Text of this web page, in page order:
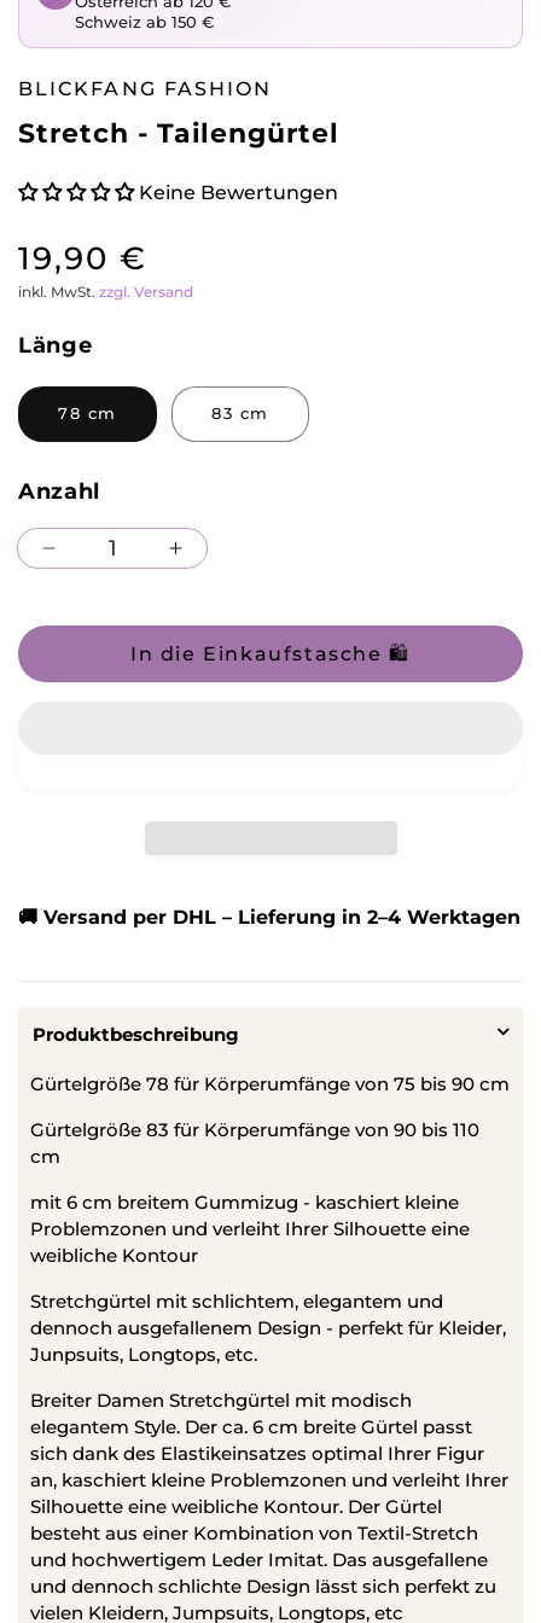
öffnen
Schweiz ab 150 €
BLICKFANG FASHION
Stretch - Tailengürtel
Keine Bewertungen
Normaler
Preis
19,90 €
inkl. MwSt. zzgl. Versand
Länge
78 cm 83 cm
Anzahl
VerringereErhöhe
In die Einkaufstasche 🛍️
🚚 Versand per DHL – Lieferung in 2–4 Werktagen
Produktbeschreibung
Gürtelgröße 78 für Körperumfänge von 75 bis 90 cm
Gürtelgröße 83 für Körperumfänge von 90 bis 110
cm
mit 6 cm breitem Gummizug - kaschiert kleine
Problemzonen und verleiht Ihrer Silhouette eine
weibliche Kontour
Stretchgürtel mit schlichtem, elegantem und
dennoch ausgefallenem Design - perfekt für Kleider,
Junpsuits, Longtops, etc.
Breiter Damen Stretchgürtel mit modisch
elegantem Style. Der ca. 6 cm breite Gürtel passt
sich dank des Elastikeinsatzes optimal Ihrer Figur
an, kaschiert kleine Problemzonen und verleiht Ihrer
Silhouette eine weibliche Kontour. Der Gürtel
besteht aus einer Kombination von Textil-Stretch
und hochwertigem Leder Imitat. Das ausgefallene
und dennoch schlichte Design lässt sich perfekt zu
vielen Kleidern, Jumpsuits, Longtops, etc